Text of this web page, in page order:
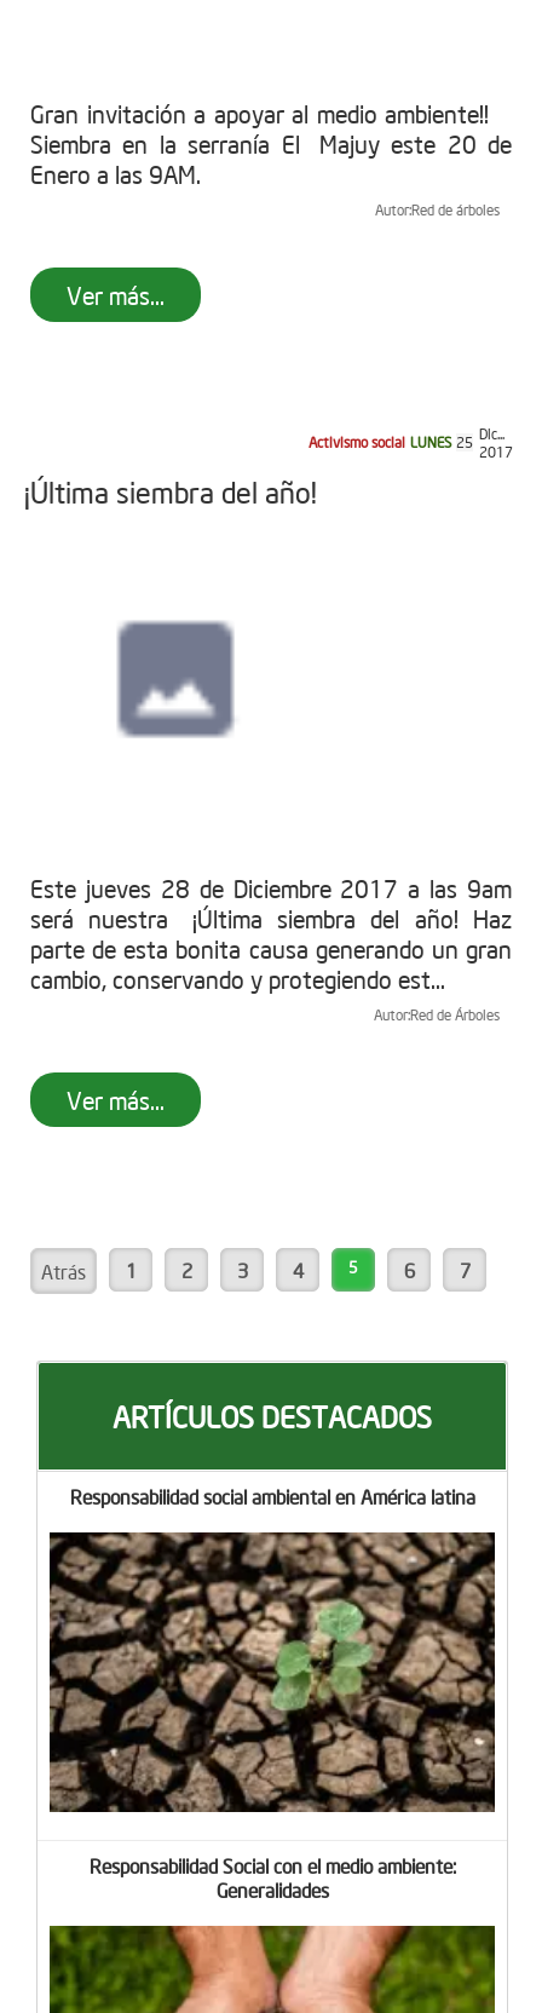
Gran invitación a apoyar al medio ambiente!!
Siembra en la serranía El Majuy este 20 de
Enero a las 9AM.
Autor:Red de árboles
Ver más...
Activismo social LUNES 25 Dic...
2017
¡Última siembra del año!
Este jueves 28 de Diciembre 2017 a las 9am
será nuestra ¡Última siembra del año! Haz
parte de esta bonita causa generando un gran
cambio, conservando y protegiendo est...
Autor:Red de Árboles
Ver más...
Atrás 1 2 3 4 5 6 7
ARTÍCULOS DESTACADOS
Responsabilidad social ambiental en América latina
Responsabilidad Social con el medio ambiente:
Generalidades